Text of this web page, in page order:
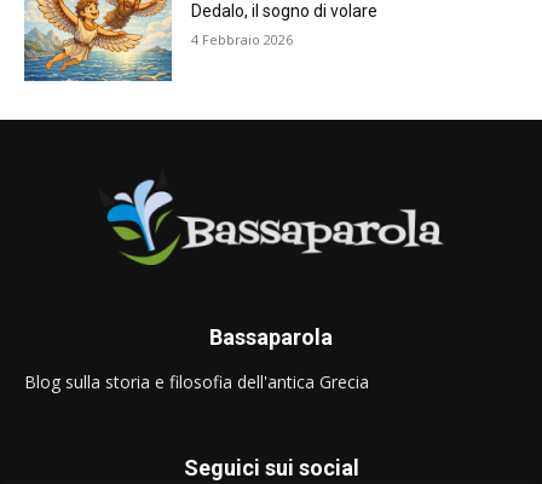
Dedalo, il sogno di volare
4 Febbraio 2026
Bassaparola
Blog sulla storia e filosofia dell'antica Grecia
Seguici sui social